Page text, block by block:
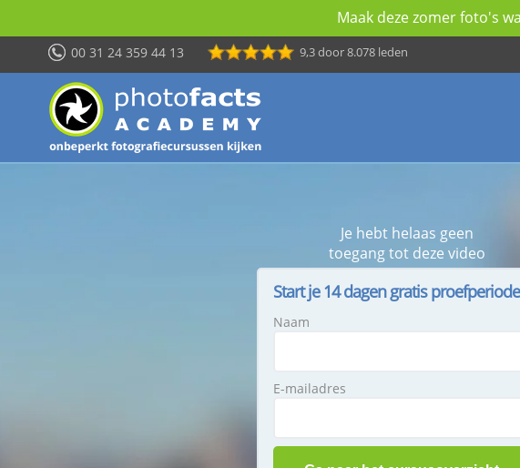
Maak deze zomer foto's
00 31 24 359 44 13 9,3door 8.078 leden
Je hebt helaas geen
toegang tot deze video
Start je 14 dagen gratis proefperiode
Naam
E-mailadres